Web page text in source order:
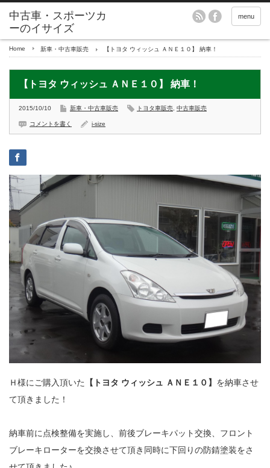
menu
Home 新車・中古車販売 【トヨタ ウィッシュ ＡＮＥ１０】 納車！
【トヨタ ウィッシュ ＡＮＥ１０】 納車！
2015/10/10 新車・中古車販売 トヨタ車販売 中古車販売
コメントを書く i-size
Ｈ様にご購入頂いた 【トヨタ ウィッシュ ＡＮＥ１０】 を納車させ
て頂きました！
納車前に点検整備を実施し、前後ブレーキパット交換、フロント
ブレーキローターを交換させて頂き同時に下回りの防錆塗装をさ